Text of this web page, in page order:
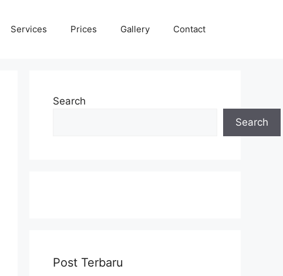
Services Prices Gallery Contact
Search
Search
Post Terbaru